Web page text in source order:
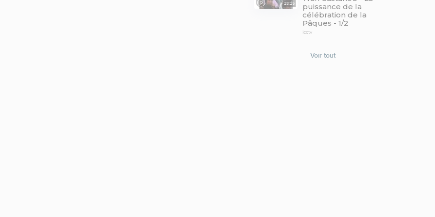
28:25
puissance de la
célébration de la
Pâques - 1/2
icctv
Voir tout